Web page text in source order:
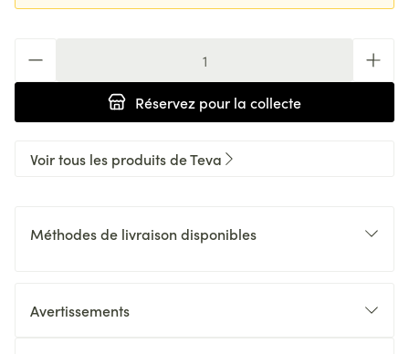
Réservez pour la collecte
Voir tous les produits de Teva
Méthodes de livraison disponibles
Avertissements